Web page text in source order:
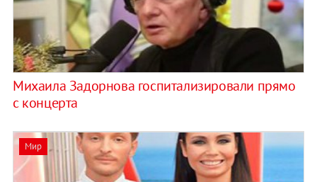
Михаила Задорнова госпитализировали прямо
с концерта
Мир